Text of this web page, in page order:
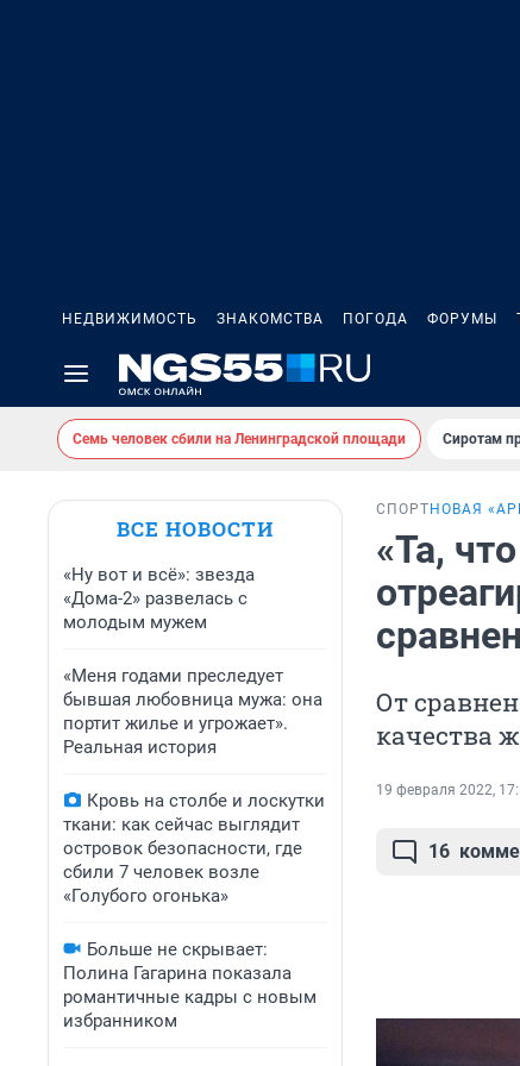
НЕДВИЖИМОСТЬ ЗНАКОМСТВА ПОГОДА ФОРУМЫ
Семь человек сбили на Ленинградской площади Сиротам
ВСЕ НОВОСТИ
«Ну вот и всё»: звезда
«Дома-2» развелась с
молодым мужем
«Меня годами преследует
бывшая любовница мужа: она
портит жилье и угрожает».
Реальная история
Кровь на столбе и лоскутки
ткани: как сейчас выглядит
островок безопасности, где
сбили 7 человек возле
«Голубого огонька»
Больше не скрывает:
Полина Гагарина показала
романтичные кадры с новым
избранником
СПОРТ НОВАЯ
«Та,
От
качества
19 февраля 2022,
16